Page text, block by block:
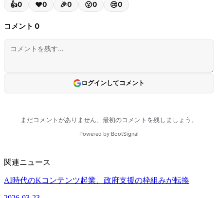
関連ニュース
AI時代のKコンテンツ起業、政府支援の枠組みが転換